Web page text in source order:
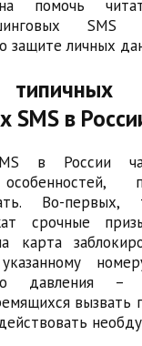
помочь
SMS
защите личных
SMS в
в России
Во-первых,
срочные
карта
давления
вызвать